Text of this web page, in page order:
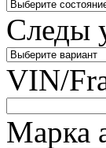
Следы
VIN/
Марка